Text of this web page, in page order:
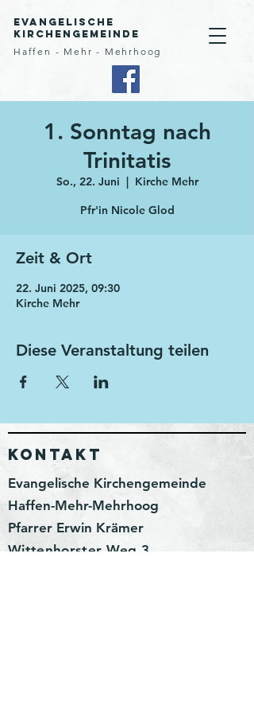
Evangelische
Kirchengemeinde
Haffen - Mehr - Mehrhoog
1. Sonntag nach
Trinitatis
So., 22. Juni
  |
Kirche Mehr
Pfr'in Nicole Glod
Zeit & Ort
22. Juni 2025, 09:30
Kirche Mehr
Diese Veranstaltung teilen
KONTAKT
Evangelische Kirchengemeinde
Haffen-Mehr-Mehrhoog
Pfarrer Erwin Krämer
Wittenhorster Weg 3